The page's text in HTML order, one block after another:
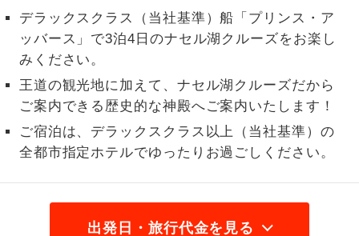
デラックスクラス（当社基準）船「プリンス・ア
ッバース」で3泊4日のナセル湖クルーズをお楽し
みください。
王道の観光地に加えて、ナセル湖クルーズだから
ご案内できる歴史的な神殿へご案内いたします！
ご宿泊は、デラックスクラス以上（当社基準）の
全都市指定ホテルでゆったりお過ごしください。
出発日・旅行代金を見る
1名様1室同代
金
1名様1室利用でも追加料金がかからない
コースです。
ご夫婦限定
ご夫婦限定でご参加いただけるコースで
す。
女性限定
女性限定でご参加いただけるコースで
す。
年齢制限あり
利用航空会社が指定なので、ご出発の計